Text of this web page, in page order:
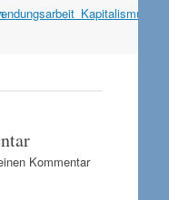
Kommentar